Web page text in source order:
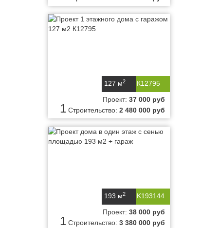
К12795
127 м2
1
Проект: 37 000 руб
Строительство: 2 480 000 руб
K193144
193 м2
1
Проект: 38 000 руб
Строительство: 3 380 000 руб